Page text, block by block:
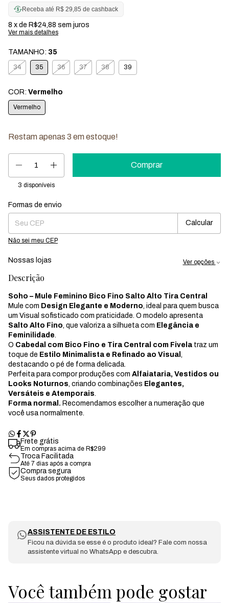
Receba até R$ 29,85 de cashback
8 x de R$24,88 sem juros
Ver mais detalhes
TAMANHO: 35
34 35 36 37 38 39
COR: Vermelho
Vermelho
Restam apenas 3 em estoque!
3 disponíveis
Entregas para o CEP:
Formas de envio
Calcular
Não sei meu CEP
Nossas lojas Ver opções
Descrição
Soho – Mule Feminino Bico Fino Salto Alto Tira Central
Mule com Design Elegante e Moderno, ideal para quem busca
um Visual sofisticado com praticidade. O modelo apresenta
Salto Alto Fino, que valoriza a silhueta com Elegância e
Feminilidade.
O Cabedal com Bico Fino e Tira Central com Fivela traz um
toque de Estilo Minimalista e Refinado ao Visual ,
destacando o pé de forma delicada.
Perfeita para compor produções com Alfaiataria, Vestidos ou
Looks Noturnos, criando combinações Elegantes,
Versáteis e Atemporais.
Forma normal. Recomendamos escolher a numeração que
você usa normalmente.
Frete grátis
Em compras acima de R$299
Troca Facilitada
Até 7 dias após a compra
Compra segura
Seus dados protegidos
ASSISTENTE DE ESTILO
Ficou na dúvida se esse é o produto ideal? Fale com nossa
assistente virtual no WhatsApp e descubra.
Você também pode gostar